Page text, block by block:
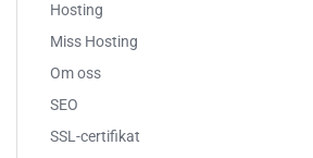
Hosting
Miss Hosting
Om oss
SEO
SSL-certifikat